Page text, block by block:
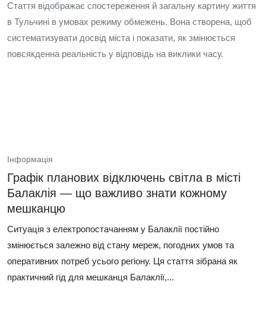
Стаття відображає спостереження й загальну картину життя
в Тульчині в умовах режиму обмежень. Вона створена, щоб
систематизувати досвід міста і показати, як змінюється
повсякденна реальність у відповідь на виклики часу.
Інформація
Графік планових відключень світла в місті
Балаклія — що важливо знати кожному
мешканцю
Ситуація з електропостачанням у Балаклії постійно
змінюється залежно від стану мереж, погодних умов та
оперативних потреб усього регіону. Ця стаття зібрана як
практичний гід для мешканця Балаклії,...